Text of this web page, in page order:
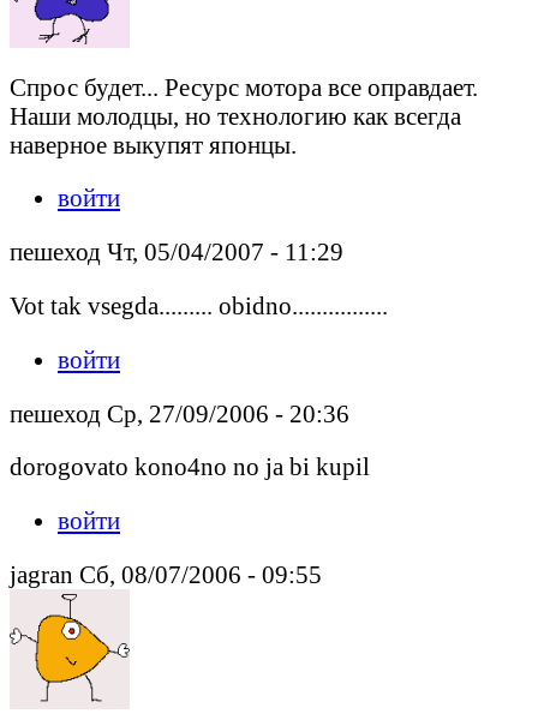
Спрос будет... Ресурс мотора все оправдает.
Наши молодцы, но технологию как всегда
наверное выкупят японцы.
войти
пешеход Чт, 05/04/2007 - 11:29
Vot tak vsegda......... obidno................
войти
пешеход Ср, 27/09/2006 - 20:36
dorogovato kono4no no ja bi kupil
войти
jagran Сб, 08/07/2006 - 09:55